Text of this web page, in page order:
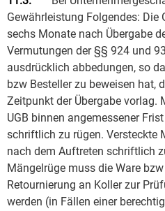
Gewährleistung Folgendes:
sechs Monate nach Übergabe
Vermutungen der §§ 924 und
ausdrücklich abbedungen, so
bzw Besteller zu beweisen hat,
Zeitpunkt der Übergabe vorlag.
UGB binnen angemessener
schriftlich zu rügen. Versteckte
nach dem Auftreten schriftlich
Mängelrüge muss die Ware
Retournierung an Koller zur
werden (in Fällen einer